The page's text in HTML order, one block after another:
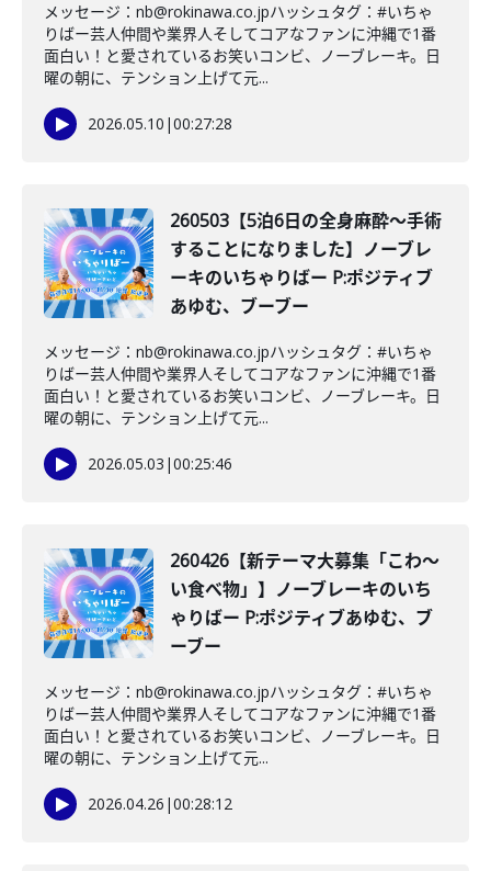
メッセージ：nb@rokinawa.co.jpハッシュタグ：#いちゃ
りばー芸人仲間や業界人そしてコアなファンに沖縄で1番
面白い！と愛されているお笑いコンビ、ノーブレーキ。日
曜の朝に、テンション上げて元...
2026.05.10 |00:27:28
260503【5泊6日の全身麻酔〜手術
することになりました】ノーブレ
ーキのいちゃりばー P:ポジティブ
あゆむ、ブーブー
メッセージ：nb@rokinawa.co.jpハッシュタグ：#いちゃ
りばー芸人仲間や業界人そしてコアなファンに沖縄で1番
面白い！と愛されているお笑いコンビ、ノーブレーキ。日
曜の朝に、テンション上げて元...
2026.05.03 |00:25:46
260426【新テーマ大募集「こわ〜
い食べ物」】ノーブレーキのいち
ゃりばー P:ポジティブあゆむ、ブ
ーブー
メッセージ：nb@rokinawa.co.jpハッシュタグ：#いちゃ
りばー芸人仲間や業界人そしてコアなファンに沖縄で1番
面白い！と愛されているお笑いコンビ、ノーブレーキ。日
曜の朝に、テンション上げて元...
2026.04.26 |00:28:12